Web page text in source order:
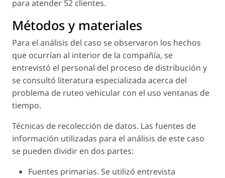
para atender 52 clientes.
Métodos y materiales
Para el análisis del caso se observaron los hechos
que ocurrían al interior de la compañía, se
entrevistó el personal del proceso de distribución y
se consultó literatura especializada acerca del
problema de ruteo vehicular con el uso ventanas de
tiempo.
Técnicas de recolección de datos. Las fuentes de
información utilizadas para el análisis de este caso
se pueden dividir en dos partes:
Fuentes primarias. Se utilizó entrevista